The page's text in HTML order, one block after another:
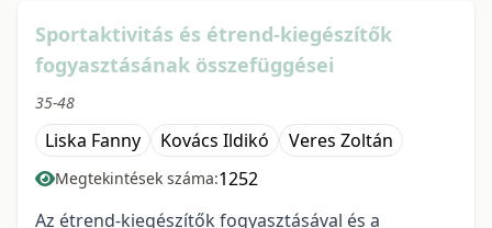
Sportaktivitás és étrend-kiegészítők
fogyasztásának összefüggései
35-48
Liska Fanny Kovács Ildikó Veres Zoltán
Megtekintések száma:1252
Az étrend-kiegészítők fogyasztásával és a